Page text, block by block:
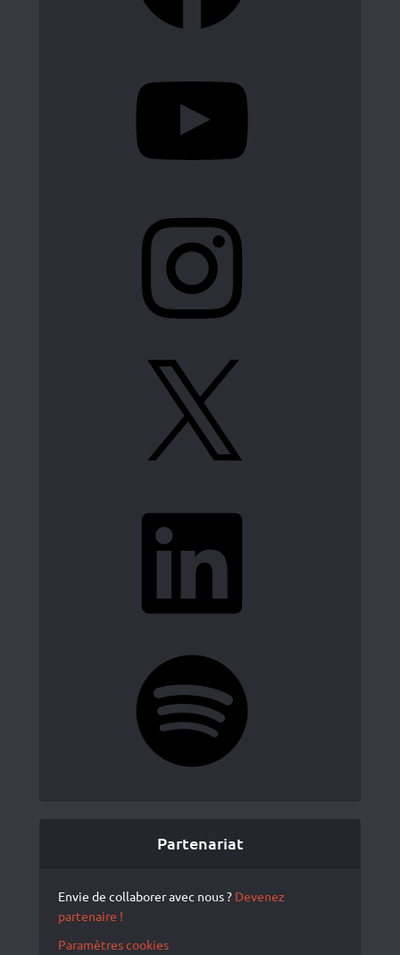
Partenariat
Envie de collaborer avec nous ? Devenez
partenaire !
Paramètres cookies